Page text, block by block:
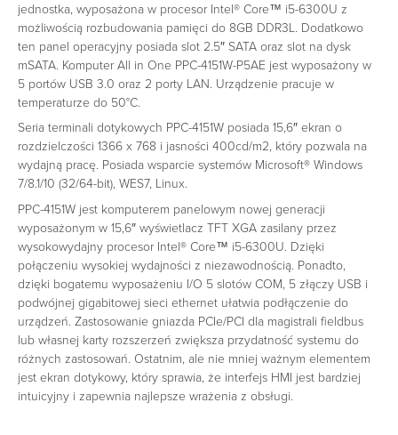
jednostka, wyposażona w procesor Intel® Core™ i5-6300U z
możliwością rozbudowania pamięci do 8GB DDR3L. Dodatkowo
ten panel operacyjny posiada slot 2.5″ SATA oraz slot na dysk
mSATA. Komputer All in One PPC-4151W-P5AE jest wyposażony w
5 portów USB 3.0 oraz 2 porty LAN. Urządzenie pracuje w
temperaturze do 50°C.
Seria terminali dotykowych PPC-4151W posiada 15,6″ ekran o
rozdzielczości 1366 x 768 i jasności 400cd/m2, który pozwala na
wydajną pracę. Posiada wsparcie systemów Microsoft® Windows
7/8.1/10 (32/64-bit), WES7, Linux.
PPC-4151W jest komputerem panelowym nowej generacji
wyposażonym w 15,6″ wyświetlacz TFT XGA zasilany przez
wysokowydajny procesor Intel® Core™ i5-6300U. Dzięki
połączeniu wysokiej wydajności z niezawodnością. Ponadto,
dzięki bogatemu wyposażeniu I/O 5 slotów COM, 5 złączy USB i
podwójnej gigabitowej sieci ethernet ułatwia podłączenie do
urządzeń. Zastosowanie gniazda PCIe/PCI dla magistrali fieldbus
lub własnej karty rozszerzeń zwiększa przydatność systemu do
różnych zastosowań. Ostatnim, ale nie mniej ważnym elementem
jest ekran dotykowy, który sprawia, że interfejs HMI jest bardziej
intuicyjny i zapewnia najlepsze wrażenia z obsługi.